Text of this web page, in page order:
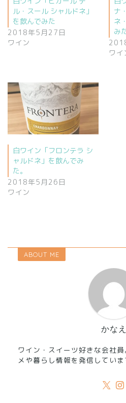
ル・スール シャルドネ」
を飲んでみた
2018年5月27日
ワイン
ナ
ネ
み
ワイ
白ワイン「フロンテラ シ
ャルドネ」を飲んでみ
た。
2018年5月26日
ワイン
ABOUT ME
かなえ
ワイン・スイーツ好きな会社
メや暮らし情報を発信していま